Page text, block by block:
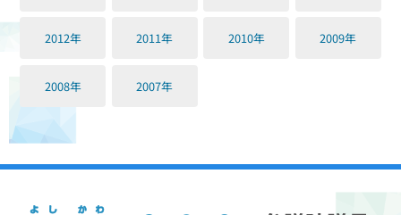
2012年 2011年 2010年 2009年
2008年 2007年